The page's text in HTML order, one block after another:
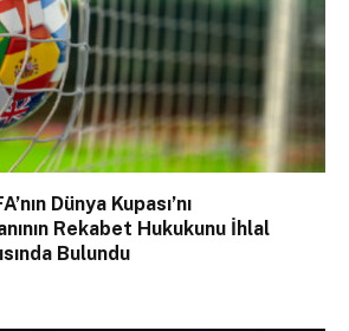
Dünya Kupası’nı
Rekabet Hukukunu İhlal
Bulundu